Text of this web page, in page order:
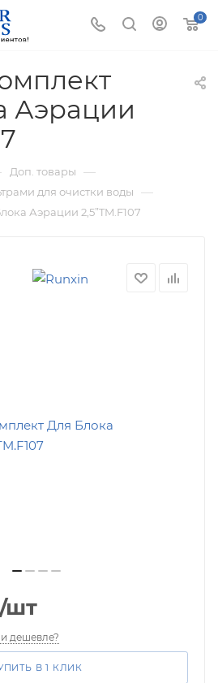
0
Аэрации
Доп. товары —
для очистки воды —
Аэрации 2,5”TM.F107
/шт
дешевле?
В 1 КЛИК